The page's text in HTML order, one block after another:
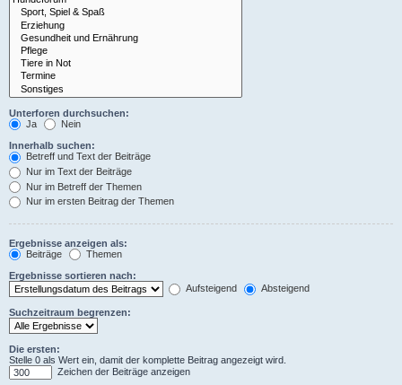
Unterforen durchsuchen:
Ja
Nein
Innerhalb suchen:
Betreff und Text der Beiträge
Nur im Text der Beiträge
Nur im Betreff der Themen
Nur im ersten Beitrag der Themen
Ergebnisse anzeigen als:
Beiträge
Themen
Ergebnisse sortieren nach:
Aufsteigend
Absteigend
Suchzeitraum begrenzen:
Die ersten:
Stelle 0 als Wert ein, damit der komplette Beitrag angezeigt wird.
Zeichen der Beiträge anzeigen